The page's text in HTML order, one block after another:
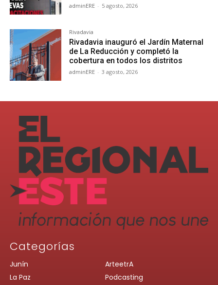
adminERE - 5 agosto, 2026
Rivadavia
Rivadavia inauguró el Jardín Maternal
de La Reducción y completó la
cobertura en todos los distritos
adminERE - 3 agosto, 2026
Categorías
Junín
La Paz
ArteetrA
Podcasting